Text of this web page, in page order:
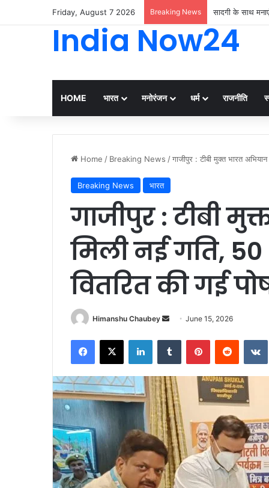
Friday, August 7 2026 Breaking News सादगी के साथ
India Now24
HOME भारत मनोरंजन धर्म राजनीति
Home / Breaking News /गाजीपुर : टीबी मुक्त भारत
Breaking News भारत
गाजीपुर : टीबी
मिली नई गति, 50
वितरित की गई
Himanshu Chaubey June 15, 2026